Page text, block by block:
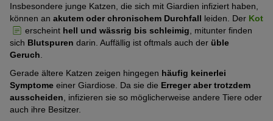
Insbesondere junge Katzen, die sich mit Giardien infiziert haben,
können an akutem oder chronischem Durchfall leiden. Der Kot
erscheint hell und wässrig bis schleimig , mitunter finden
sich Blutspuren darin. Auffällig ist oftmals auch der üble
Geruch
Gerade ältere Katzen zeigen hingegen häufig keinerlei
Symptome einer Giardiose. Da sie die Erreger aber trotzdem
ausscheiden , infizieren sie so möglicherweise andere Tiere oder
auch ihre Besitzer.